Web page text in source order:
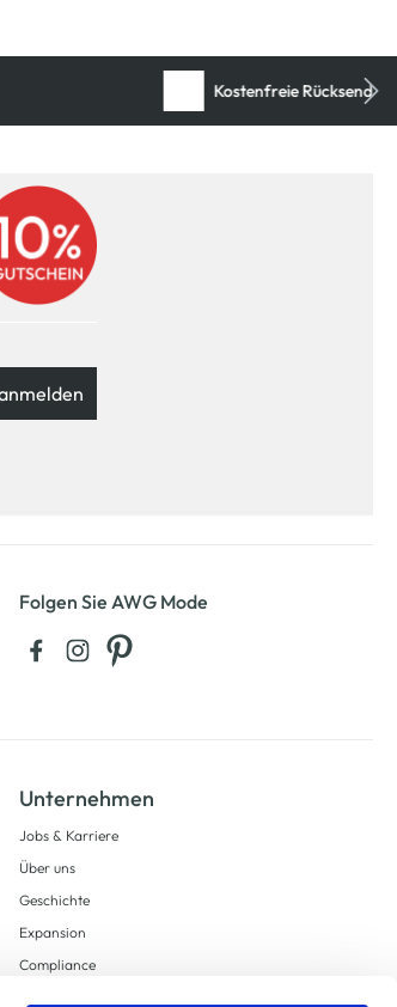
Folgen Sie AWG Mode
Unternehmen
Jobs & Karriere
Über uns
Geschichte
Expansion
Compliance